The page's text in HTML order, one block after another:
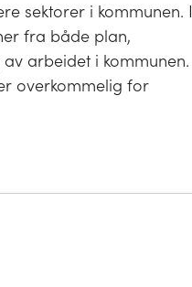
sektorer i kommunen. I
fra både plan,
arbeidet i kommunen.
overkommelig for